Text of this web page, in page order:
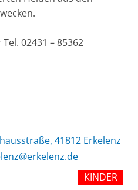
02431 – 85362
41812 Erkelenz
KINDER